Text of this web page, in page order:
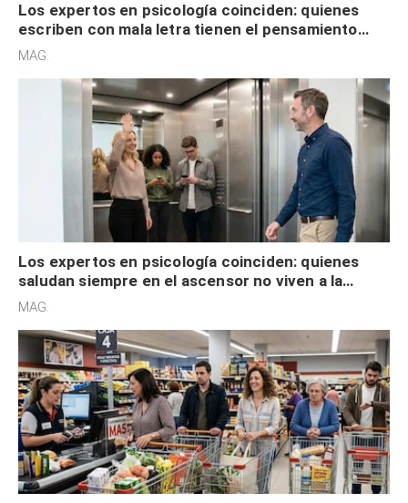
Los expertos en psicología coinciden: quienes
escriben con mala letra tienen el pensamiento
acelerado y no lo hacen por desinterés
MAG.
Los expertos en psicología coinciden: quienes
saludan siempre en el ascensor no viven a la
defensiva y tienen apertura social
MAG.